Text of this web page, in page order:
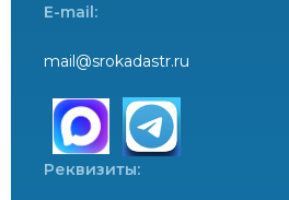
E-mail:
mail@srokadastr.ru
Реквизиты: